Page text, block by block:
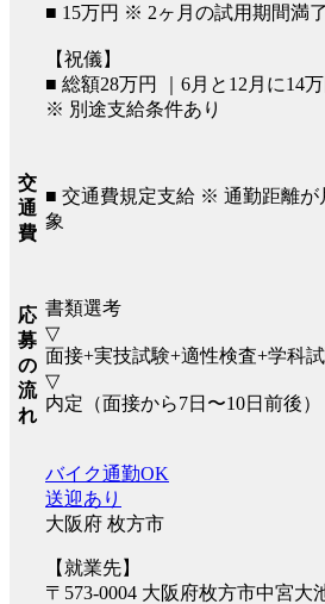
■ 15万円 ※ 2ヶ月の試用期間満
【祝儀】
■ 総額28万円 ｜6月と12月に14
※ 別途支給条件あり
交
通
費
■ 交通費規定支給 ※ 通勤距離が
象
応
募
の
流
れ
書類選考
▽
面接+実技試験+適性検査+学科
▽
内定（面接から7日〜10日前後）
バイク通勤OK
送迎あり
大阪府 枚方市
【就業先】
〒573-0004 大阪府枚方市中宮大